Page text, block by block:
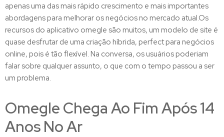
apenas uma das mais rápido crescimento e mais importantes
abordagens para melhorar os negócios no mercado atual.Os
recursos do aplicativo omegle são muitos, um modelo de site é
quase desfrutar de uma criação híbrida, perfect para negócios
online, pois é tão flexível. Na conversa, os usuários poderiam
falar sobre qualquer assunto, o que com o tempo passou a ser
um problema.
Omegle Chega Ao Fim Após 14
Anos No Ar